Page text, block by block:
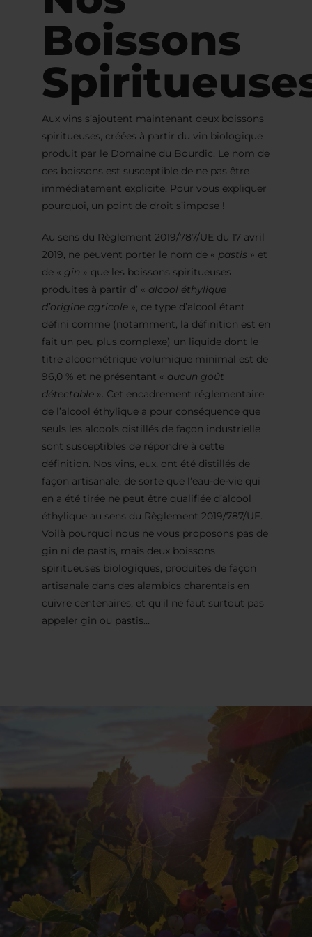
Boissons
Aux vins s’ajoutent maintenant deux boissons
spiritueuses, créées à partir du vin biologique
produit par le Domaine du Bourdic. Le nom de
ces boissons est susceptible de ne pas être
immédiatement explicite. Pour vous expliquer
pourquoi, un point de droit s’impose !
Au sens du Règlement 2019/787/UE du 17 avril
2019, ne peuvent porter le nom de « pastis » et
de « gin » que les boissons spiritueuses
produites à partir d’ « alcool éthylique
d’origine agricole », ce type d’alcool étant
défini comme (notamment, la définition est en
fait un peu plus complexe) un liquide dont le
titre alcoométrique volumique minimal est de
96,0 % et ne présentant « aucun goût
détectable ». Cet encadrement réglementaire
de l’alcool éthylique a pour conséquence que
seuls les alcools distillés de façon industrielle
sont susceptibles de répondre à cette
définition. Nos vins, eux, ont été distillés de
façon artisanale, de sorte que l’eau-de-vie qui
en a été tirée ne peut être qualifiée d’alcool
éthylique au sens du Règlement 2019/787/UE.
Voilà pourquoi nous ne vous proposons pas de
gin ni de pastis, mais deux boissons
spiritueuses biologiques, produites de façon
artisanale dans des alambics charentais en
cuivre centenaires, et qu’il ne faut surtout pas
appeler gin ou pastis…